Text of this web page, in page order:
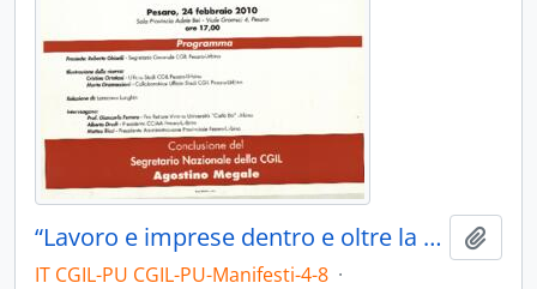
“Lavoro e imprese dentro e oltre la crisi” - 2010
IT CGIL-PU CGIL-PU-Manifesti-4-8 ·